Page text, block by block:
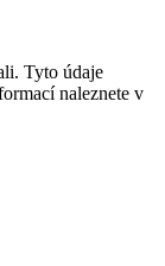
Tyto údaje
naleznete v